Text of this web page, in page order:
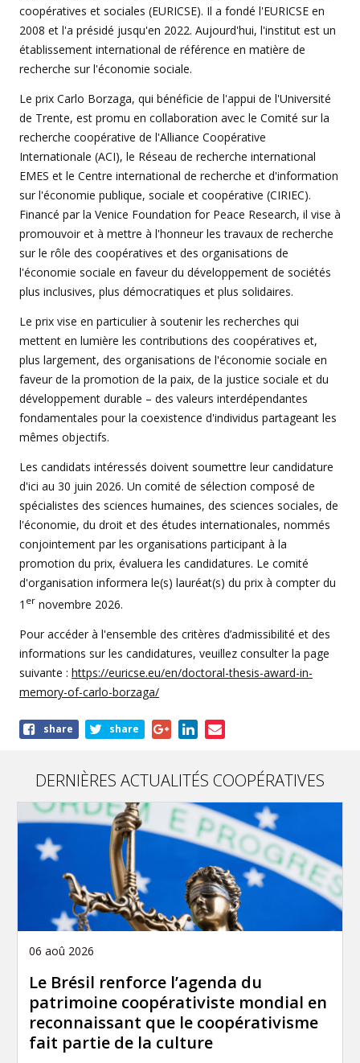
coopératives et sociales (EURICSE). Il a fondé l'EURICSE en
2008 et l'a présidé jusqu'en 2022. Aujourd'hui, l'institut est un
établissement international de référence en matière de
recherche sur l'économie sociale.
Le prix Carlo Borzaga, qui bénéficie de l'appui de l'Université
de Trente, est promu en collaboration avec le Comité sur la
recherche coopérative de l'Alliance Coopérative
Internationale (ACI), le Réseau de recherche international
EMES et le Centre international de recherche et d'information
sur l'économie publique, sociale et coopérative (CIRIEC).
Financé par la Venice Foundation for Peace Research, il vise à
promouvoir et à mettre à l'honneur les travaux de recherche
sur le rôle des coopératives et des organisations de
l'économie sociale en faveur du développement de sociétés
plus inclusives, plus démocratiques et plus solidaires.
Le prix vise en particulier à soutenir les recherches qui
mettent en lumière les contributions des coopératives et,
plus largement, des organisations de l'économie sociale en
faveur de la promotion de la paix, de la justice sociale et du
développement durable – des valeurs interdépendantes
fondamentales pour la coexistence d'individus partageant les
mêmes objectifs.
Les candidats intéressés doivent soumettre leur candidature
d'ici au 30 juin 2026. Un comité de sélection composé de
spécialistes des sciences humaines, des sciences sociales, de
l'économie, du droit et des études internationales, nommés
conjointement par les organisations participant à la
promotion du prix, évaluera les candidatures. Le comité
d'organisation informera le(s) lauréat(s) du prix à compter du
1 er novembre 2026.
Pour accéder à l'ensemble des critères d’admissibilité et des
informations sur les candidatures, veuillez consulter la page
suivante : https://euricse.eu/en/doctoral-thesis-award-in-
memory-of-carlo-borzaga/
Shareshare share
DERNIÈRES ACTUALITÉS COOPÉRATIVES
06 aoû 2026
Le Brésil renforce l’agenda du
patrimoine coopérativiste mondial en
reconnaissant que le coopérativisme
fait partie de la culture